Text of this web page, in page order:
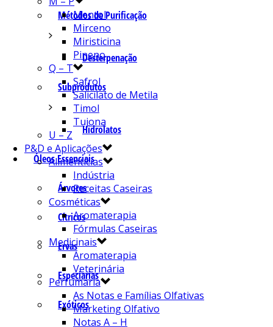
Métodos de Purificação
Desterpenação
Subprodutos
Hidrolatos
Óleos Essenciais
Árvores
Cítricos
Ervas
Especiarias
Exóticos
Mentol
Mirceno
Miristicina
Pineno
Q – T
Safrol
Salicilato de Metila
Timol
Tujona
U – Z
P&D e Aplicações
Alimentícias
Indústria
Receitas Caseiras
Cosméticas
Aromaterapia
Fórmulas Caseiras
Medicinais
Aromaterapia
Veterinária
Perfumaria
As Notas e Famílias Olfativas
Marketing Olfativo
Notas A – H